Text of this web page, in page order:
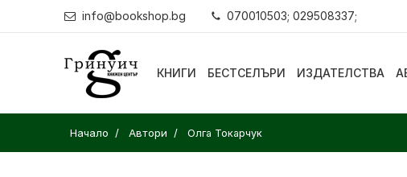
info@bookshop.bg 070010503; 029508337;
КНИГИ БЕСТСЕЛЪРИ ИЗДАТЕЛСТВА
Начало Автори Олга Токарчук